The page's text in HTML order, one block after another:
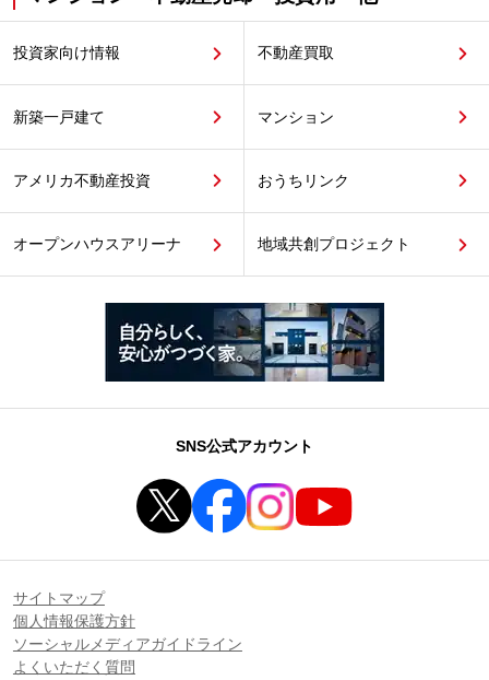
投資家向け情報 不動産買取
新築一戸建て マンション
アメリカ不動産投資 おうちリンク
オープンハウスアリーナ 地域共創プロジェクト
SNS公式アカウント
サイトマップ
個人情報保護方針
ソーシャルメディアガイドライン
よくいただく質問